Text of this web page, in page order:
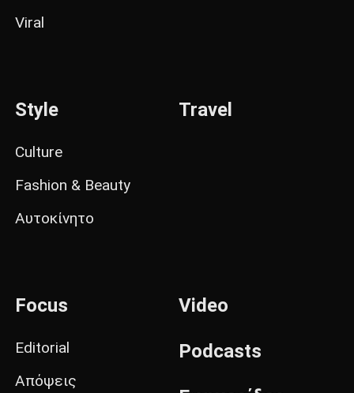
Viral
Style
Culture
Fashion & Beauty
Αυτοκίνητο
Travel
Focus
Editorial
Απόψεις
Video
Podcasts